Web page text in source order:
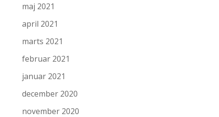
maj 2021
april 2021
marts 2021
februar 2021
januar 2021
december 2020
november 2020